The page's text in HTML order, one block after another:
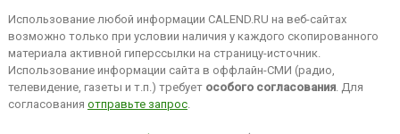
Использование любой информации CALEND.RU на веб-сайтах
возможно только при условии наличия у каждого скопированного
материала активной гиперссылки на страницу-источник.
Использование информации сайта в оффлайн-СМИ (радио,
телевидение, газеты и т.п.) требует особого согласования. Для
согласования отправьте запрос.